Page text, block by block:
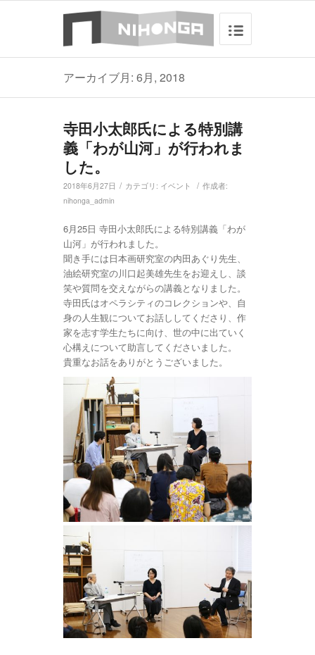
アーカイブ月: 6月, 2018
寺田小太郎氏による特別講
義「わが山河」が行われま
した。
2018年6月27日 / カテゴリ: イベント / 作成者:
nihonga_admin
6月25日 寺田小太郎氏による特別講義「わが
山河」が行われました。
聞き手には日本画研究室の内田あぐり先生、
油絵研究室の川口起美雄先生をお迎えし、談
笑や質問を交えながらの講義となりました。
寺田氏はオペラシティのコレクションや、自
身の人生観についてお話ししてくださり、作
家を志す学生たちに向け、世の中に出ていく
心構えについて助言してくださいました。
貴重なお話をありがとうございました。